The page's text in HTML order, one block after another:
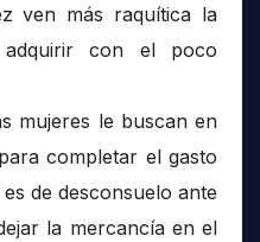
ven más raquítica la
adquirir con el poco
mujeres le buscan en
completar el gasto
de desconsuelo ante
la mercancía en el